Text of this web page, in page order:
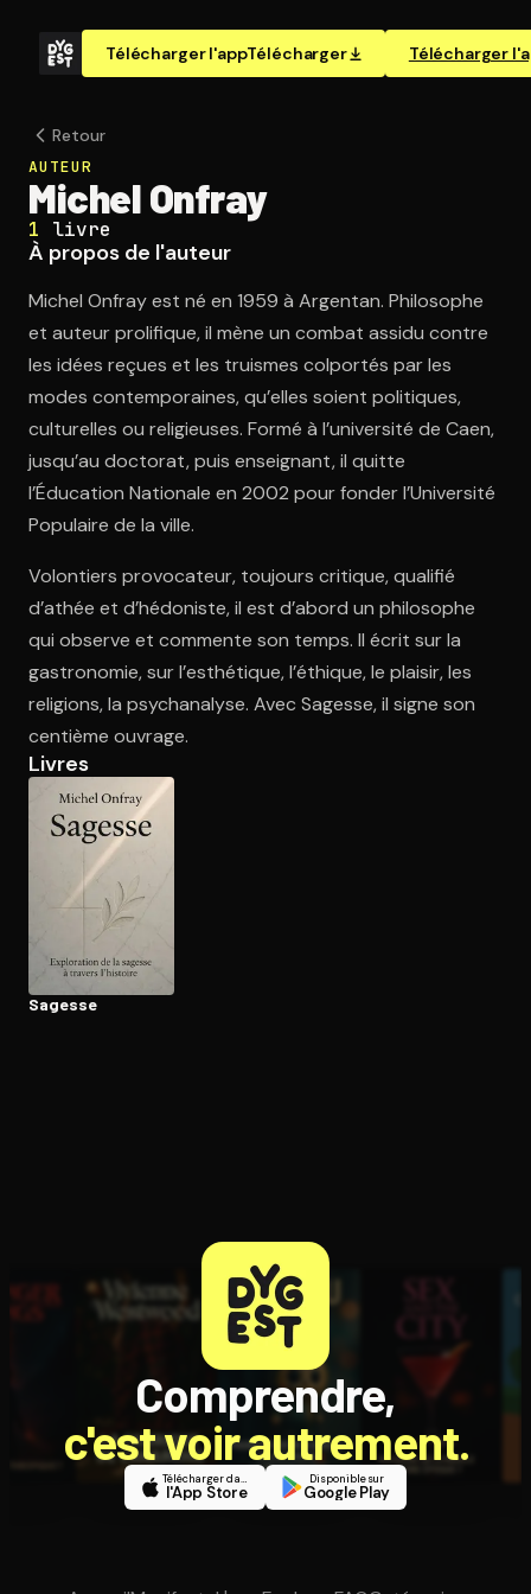
Télécharger l'appTélécharger Télécharger
Ouvre l'app Appareil photo, pointe sur le code. C'est gratuit à
Retour
AUTEUR
Michel Onfray
1 livre
À propos de l'auteur
Michel Onfray est né en 1959 à Argentan. Philosophe
et auteur prolifique, il mène un combat assidu contre
les idées reçues et les truismes colportés par les
modes contemporaines, qu’elles soient politiques,
culturelles ou religieuses. Formé à l’université de Caen,
jusqu’au doctorat, puis enseignant, il quitte
l’Éducation Nationale en 2002 pour fonder l’Université
Populaire de la ville.
Volontiers provocateur, toujours critique, qualifié
d’athée et d’hédoniste, il est d’abord un philosophe
qui observe et commente son temps. Il écrit sur la
gastronomie, sur l’esthétique, l’éthique, le plaisir, les
religions, la psychanalyse. Avec Sagesse, il signe son
centième ouvrage.
Livres
Sagesse
Comprendre,
c'est voir autrement.
Télécharger dans
l'App Store
Disponible sur
Google Play